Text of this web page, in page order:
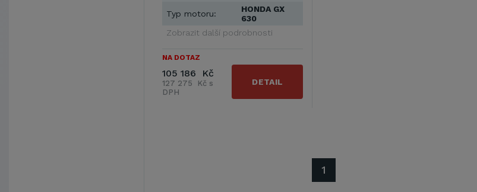
Typ motoru:
HONDA GX
630
Zobrazit další podrobnosti
NA DOTAZ
105 186 Kč
127 275 Kč s
DPH
DETAIL
1